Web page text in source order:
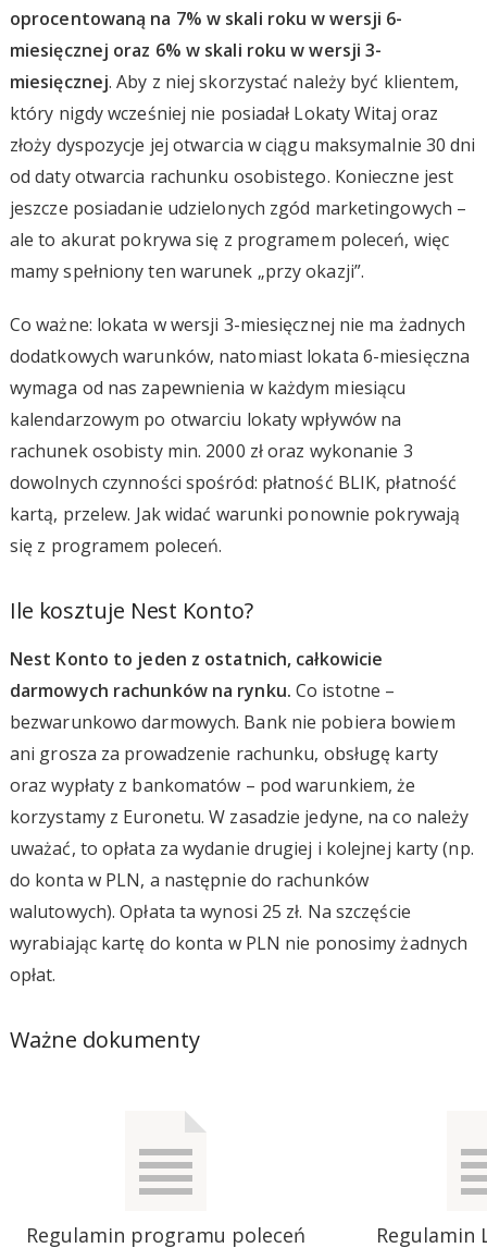
oprocentowaną na 7% w skali roku w wersji 6-
miesięcznej oraz 6% w skali roku w wersji 3-
miesięcznej. Aby z niej skorzystać należy być klientem,
który nigdy wcześniej nie posiadał Lokaty Witaj oraz
złoży dyspozycje jej otwarcia w ciągu maksymalnie 30 dni
od daty otwarcia rachunku osobistego. Konieczne jest
jeszcze posiadanie udzielonych zgód marketingowych –
ale to akurat pokrywa się z programem poleceń, więc
mamy spełniony ten warunek „przy okazji”.
Co ważne: lokata w wersji 3-miesięcznej nie ma żadnych
dodatkowych warunków, natomiast lokata 6-miesięczna
wymaga od nas zapewnienia w każdym miesiącu
kalendarzowym po otwarciu lokaty wpływów na
rachunek osobisty min. 2000 zł oraz wykonanie 3
dowolnych czynności spośród: płatność BLIK, płatność
kartą, przelew. Jak widać warunki ponownie pokrywają
się z programem poleceń.
Ile kosztuje Nest Konto?
Nest Konto to jeden z ostatnich, całkowicie
darmowych rachunków na rynku. Co istotne –
bezwarunkowo darmowych. Bank nie pobiera bowiem
ani grosza za prowadzenie rachunku, obsługę karty
oraz wypłaty z bankomatów – pod warunkiem, że
korzystamy z Euronetu. W zasadzie jedyne, na co należy
uważać, to opłata za wydanie drugiej i kolejnej karty (np.
do konta w PLN, a następnie do rachunków
walutowych). Opłata ta wynosi 25 zł. Na szczęście
wyrabiając kartę do konta w PLN nie ponosimy żadnych
opłat.
Ważne dokumenty
Regulamin programu poleceń Regulamin